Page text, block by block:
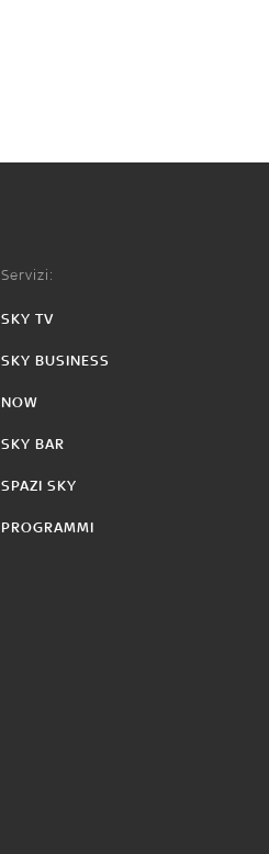
Servizi:
SKY TV
SKY BUSINESS
NOW
SKY BAR
SPAZI SKY
PROGRAMMI